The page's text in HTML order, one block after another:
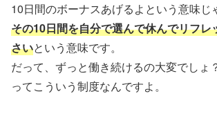
10日間のボーナスあげるよという意味じ
その10日間を自分で選んで休んでリフレ
さいという意味です。
だって、ずっと働き続けるの大変でしょ
ってこういう制度なんですよ。